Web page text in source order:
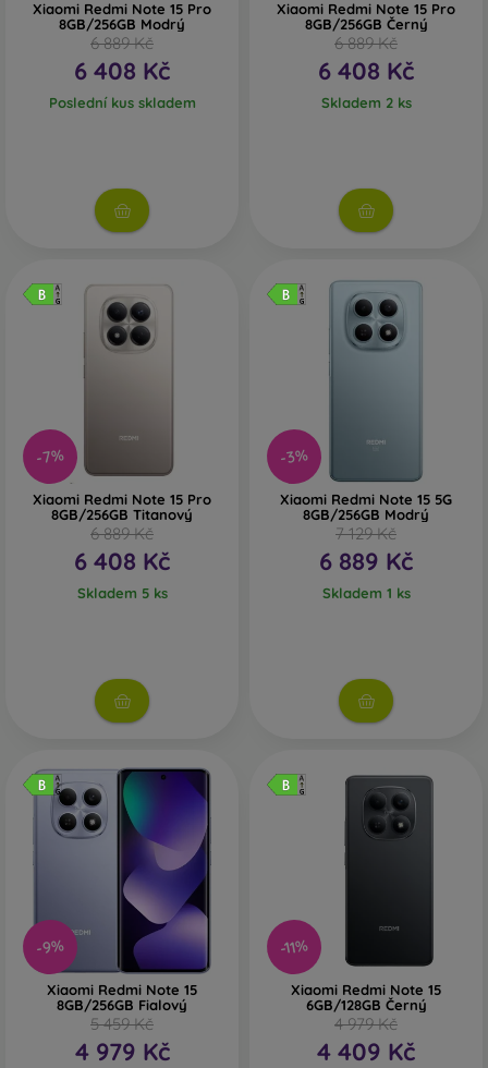
Xiaomi Redmi Note 15 Pro
8GB/256GB Modrý
6 889 Kč
6 408 Kč
Poslední kus skladem
Xiaomi Redmi Note 15 Pro
8GB/256GB Černý
6 889 Kč
6 408 Kč
Skladem 2 ks
-7%
Xiaomi Redmi Note 15 Pro
8GB/256GB Titanový
6 889 Kč
6 408 Kč
Skladem 5 ks
-3%
Xiaomi Redmi Note 15 5G
8GB/256GB Modrý
7 129 Kč
6 889 Kč
Skladem 1 ks
-9%
Xiaomi Redmi Note 15
8GB/256GB Fialový
5 459 Kč
4 979 Kč
-11%
Xiaomi Redmi Note 15
6GB/128GB Černý
4 979 Kč
4 409 Kč